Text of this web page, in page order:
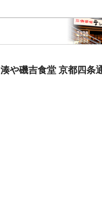
湊や磯吉食堂 京都四条